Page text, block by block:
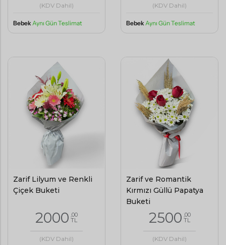
(KDV Dahil)
BebekAynı Gün Teslimat
(KDV Dahil)
BebekAynı Gün Teslimat
Zarif Lilyum ve Renkli
Çiçek Buketi
2000 ,00
TL
(KDV Dahil)
Zarif ve Romantik
Kırmızı Güllü Papatya
Buketi
2500 ,00
TL
(KDV Dahil)